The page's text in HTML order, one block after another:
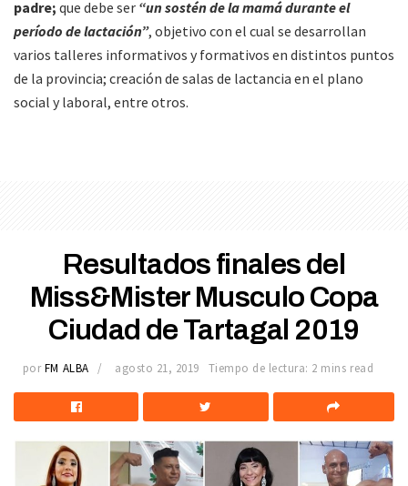
padre; que debe ser “un sostén de la mamá durante el
período de lactación”, objetivo con el cual se desarrollan
varios talleres informativos y formativos en distintos puntos
de la provincia; creación de salas de lactancia en el plano
social y laboral, entre otros.
Resultados finales del
Miss&Mister Musculo Copa
Ciudad de Tartagal 2019
por FM ALBA agosto 21, 2019 Tiempo de lectura: 2 mins read